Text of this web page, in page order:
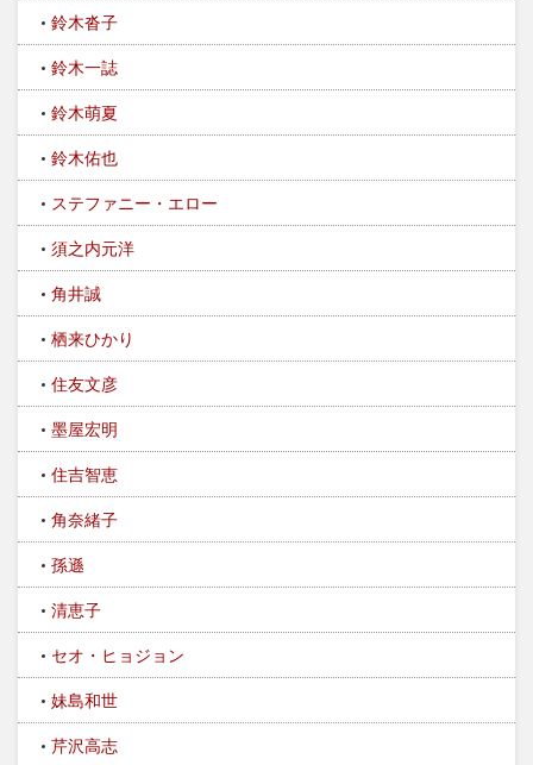
鈴木沓子
鈴木一誌
鈴木萌夏
鈴木佑也
ステファニー・エロー
須之内元洋
角井誠
栖来ひかり
住友文彦
墨屋宏明
住吉智恵
角奈緒子
孫遜
清恵子
セオ・ヒョジョン
妹島和世
芹沢高志